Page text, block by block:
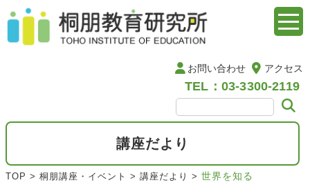
お問い合わせ アクセス
TEL：03-3300-2119
講座だより
TOP > 桐朋講座・イベント > 講座だより > 世界を知る